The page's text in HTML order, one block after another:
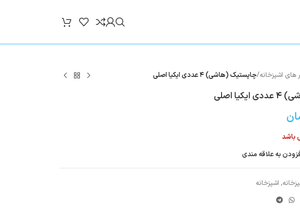
های اشپزخانه/چاپستیک (هاشی) ۴ عددی ایکیا اصلی
اصلی
باشد
به علاقه مندی
, اشپزخانه